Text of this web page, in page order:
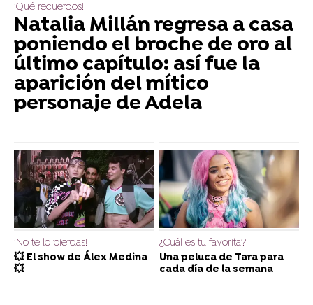
¡Qué recuerdos!
Natalia Millán regresa a casa
poniendo el broche de oro al
último capítulo: así fue la
aparición del mítico
personaje de Adela
¡No te lo pierdas!
💥 El show de Álex Medina
💥
¿Cuál es tu favorita?
Una peluca de Tara para
cada día de la semana